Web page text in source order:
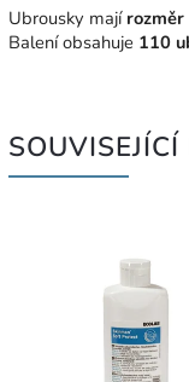
Ubrousky mají
Balení obsahuje 110